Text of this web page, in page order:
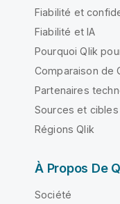
Fiabilité et
Fiabilité et IA
Pourquoi Qlik
Comparaison de
Partenaires
Sources et
Régions Qlik
À Propos De
Société